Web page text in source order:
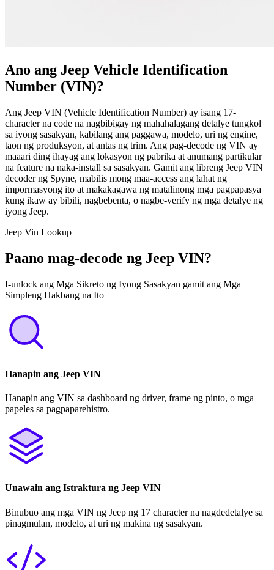
Ano ang Jeep Vehicle Identification
Number (VIN)?
Ang Jeep VIN (Vehicle Identification Number) ay isang 17-
character na code na nagbibigay ng mahahalagang detalye tungkol
sa iyong sasakyan, kabilang ang paggawa, modelo, uri ng engine,
taon ng produksyon, at antas ng trim. Ang pag-decode ng VIN ay
maaari ding ihayag ang lokasyon ng pabrika at anumang partikular
na feature na naka-install sa sasakyan. Gamit ang libreng Jeep VIN
decoder ng Spyne, mabilis mong maa-access ang lahat ng
impormasyong ito at makakagawa ng matalinong mga pagpapasya
kung ikaw ay bibili, nagbebenta, o nagbe-verify ng mga detalye ng
iyong Jeep.
Jeep Vin Lookup
Paano mag-decode ng Jeep VIN?
I-unlock ang Mga Sikreto ng Iyong Sasakyan gamit ang Mga
Simpleng Hakbang na Ito
Hanapin ang Jeep VIN
Hanapin ang VIN sa dashboard ng driver, frame ng pinto, o mga
papeles sa pagpaparehistro.
Unawain ang Istraktura ng Jeep VIN
Binubuo ang mga VIN ng Jeep ng 17 character na nagdedetalye sa
pinagmulan, modelo, at uri ng makina ng sasakyan.